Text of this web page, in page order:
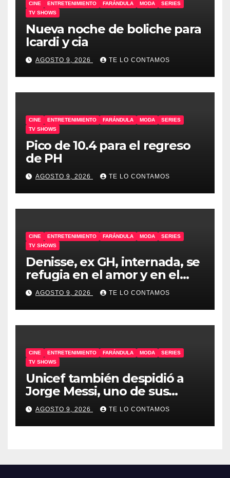
CINE ENTRETENIMIENTO FARÁNDULA MODA
SERIES
TV SHOWS
Nueva noche de boliche para
Icardi y cia
AGOSTO 9, 2026 TE LO CONTAMOS
CINE ENTRETENIMIENTO FARÁNDULA MODA
SERIES
TV SHOWS
Pico de 10.4 para el regreso
de PH
AGOSTO 9, 2026 TE LO CONTAMOS
CINE ENTRETENIMIENTO FARÁNDULA MODA
SERIES
TV SHOWS
Denisse, ex GH, internada, se
refugia en el amor y en el
humor
AGOSTO 9, 2026 TE LO CONTAMOS
CINE ENTRETENIMIENTO FARÁNDULA MODA
SERIES
TV SHOWS
Unicef también despidió a
Jorge Messi, uno de sus
embajadores
AGOSTO 9, 2026 TE LO CONTAMOS